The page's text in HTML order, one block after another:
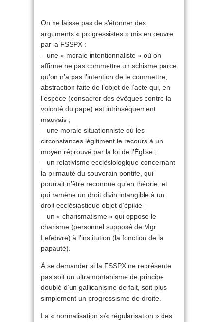
On ne laisse pas de s’étonner des
arguments « progressistes » mis en œuvre
par la FSSPX :
– une « morale intentionnaliste » où on
affirme ne pas commettre un schisme parce
qu’on n’a pas l’intention de le commettre,
abstraction faite de l’objet de l’acte qui, en
l’espèce (consacrer des évêques contre la
volonté du pape) est intrinsèquement
mauvais ;
– une morale situationniste où les
circonstances légitiment le recours à un
moyen réprouvé par la loi de l’Église ;
– un relativisme ecclésiologique concernant
la primauté du souverain pontife, qui
pourrait n’être reconnue qu’en théorie, et
qui ramène un droit divin intangible à un
droit ecclésiastique objet d’épikie ;
– un « charismatisme » qui oppose le
charisme (personnel supposé de Mgr
Lefebvre) à l’institution (la fonction de la
papauté).
À se demander si la FSSPX ne représente
pas soit un ultramontanisme de principe
doublé d’un gallicanisme de fait, soit plus
simplement un progressisme de droite.
La « normalisation »/« régularisation » des